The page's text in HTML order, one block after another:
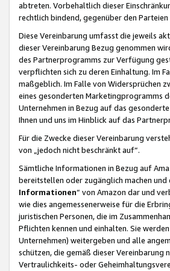
abtreten. Vorbehaltlich dieser
rechtlich bindend, gegenüber den
Diese Vereinbarung umfasst die jeweils
dieser Vereinbarung Bezug genommen
des Partnerprogramms zur Verfügung
verpflichten sich zu deren Einhaltung. Im
maßgeblich. Im Falle von Widersprüchen
eines gesonderten Marketingprogramms
Unternehmen in Bezug auf das
Ihnen und uns im Hinblick auf das
Für die Zwecke dieser Vereinbarung
von „jedoch nicht beschränkt auf“.
Sämtliche Informationen in Bezug auf
bereitstellen oder zugänglich machen
Informationen“ von Amazon dar und
wie dies angemessenerweise für die
juristischen Personen, die im
Pflichten kennen und einhalten. Sie
Unternehmen) weitergeben und alle
schützen, die gemäß dieser Vereinbarung
Vertraulichkeits- oder